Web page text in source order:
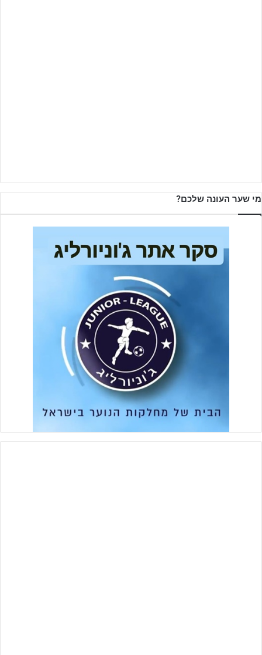
מי שער העונה שלכם?